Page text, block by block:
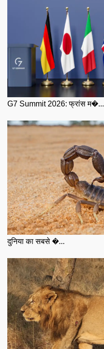
G7 Summit 2026: फ्रांस म�...
दुनिया का सबसे �...